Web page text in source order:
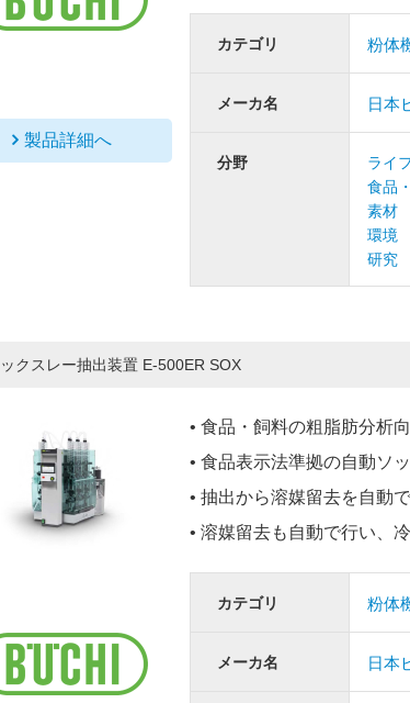
製品詳細へ
カテゴリ 粉体
メーカ名 日本
分野
ライ
食品
素材
環境
研究
クスレー抽出装置 E-500ER SOX
• 食品・飼料の粗脂肪分析
• 食品表示法準拠の自動ソ
• 抽出から溶媒留去を自動
• 溶媒留去も自動で行い、
カテゴリ 粉体
メーカ名 日本